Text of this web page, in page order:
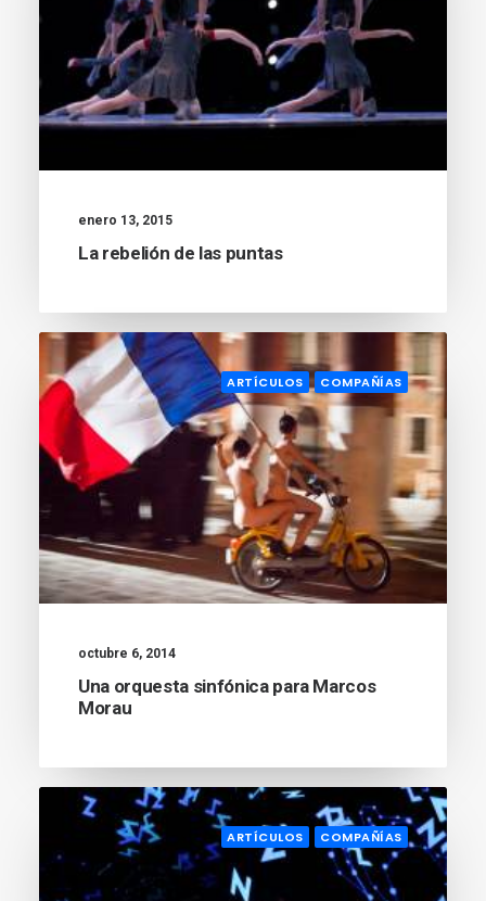
enero 13, 2015
La rebelión de las puntas
ARTÍCULOS COMPAÑÍAS
octubre 6, 2014
Una orquesta sinfónica para Marcos
Morau
ARTÍCULOS COMPAÑÍAS